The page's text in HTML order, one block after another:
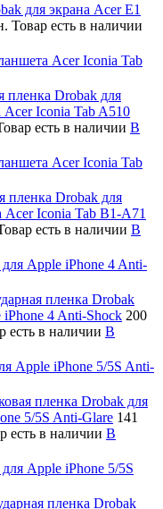
для экрана Acer E1
Товар есть в наличии
Acer Iconia Tab
пленка Drobak для
Acer Iconia Tab A510
есть в наличии В
Acer Iconia Tab
пленка Drobak для
Acer Iconia Tab B1-A71
есть в наличии В
Apple iPhone 4 Anti-
пленка Drobak
iPhone 4 Anti-Shock 200
есть в наличии В
Apple iPhone 5/5S Anti-
пленка Drobak для
5/5S Anti-Glare 141
есть в наличии В
Apple iPhone 5/5S
пленка Drobak